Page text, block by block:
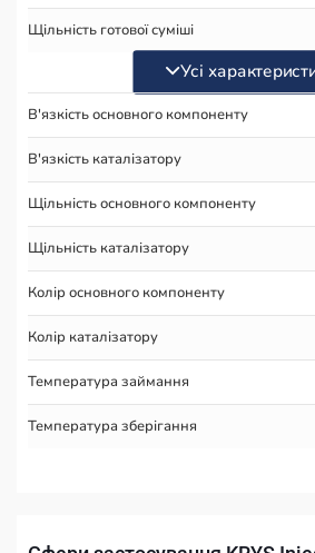
Щільність готової суміші
Усі
В'язкість основного компоненту
В'язкість каталізатору
Щільність основного компоненту
Щільність каталізатору
Колір основного компоненту
Колір каталізатору
Температура займання
Температура зберігання